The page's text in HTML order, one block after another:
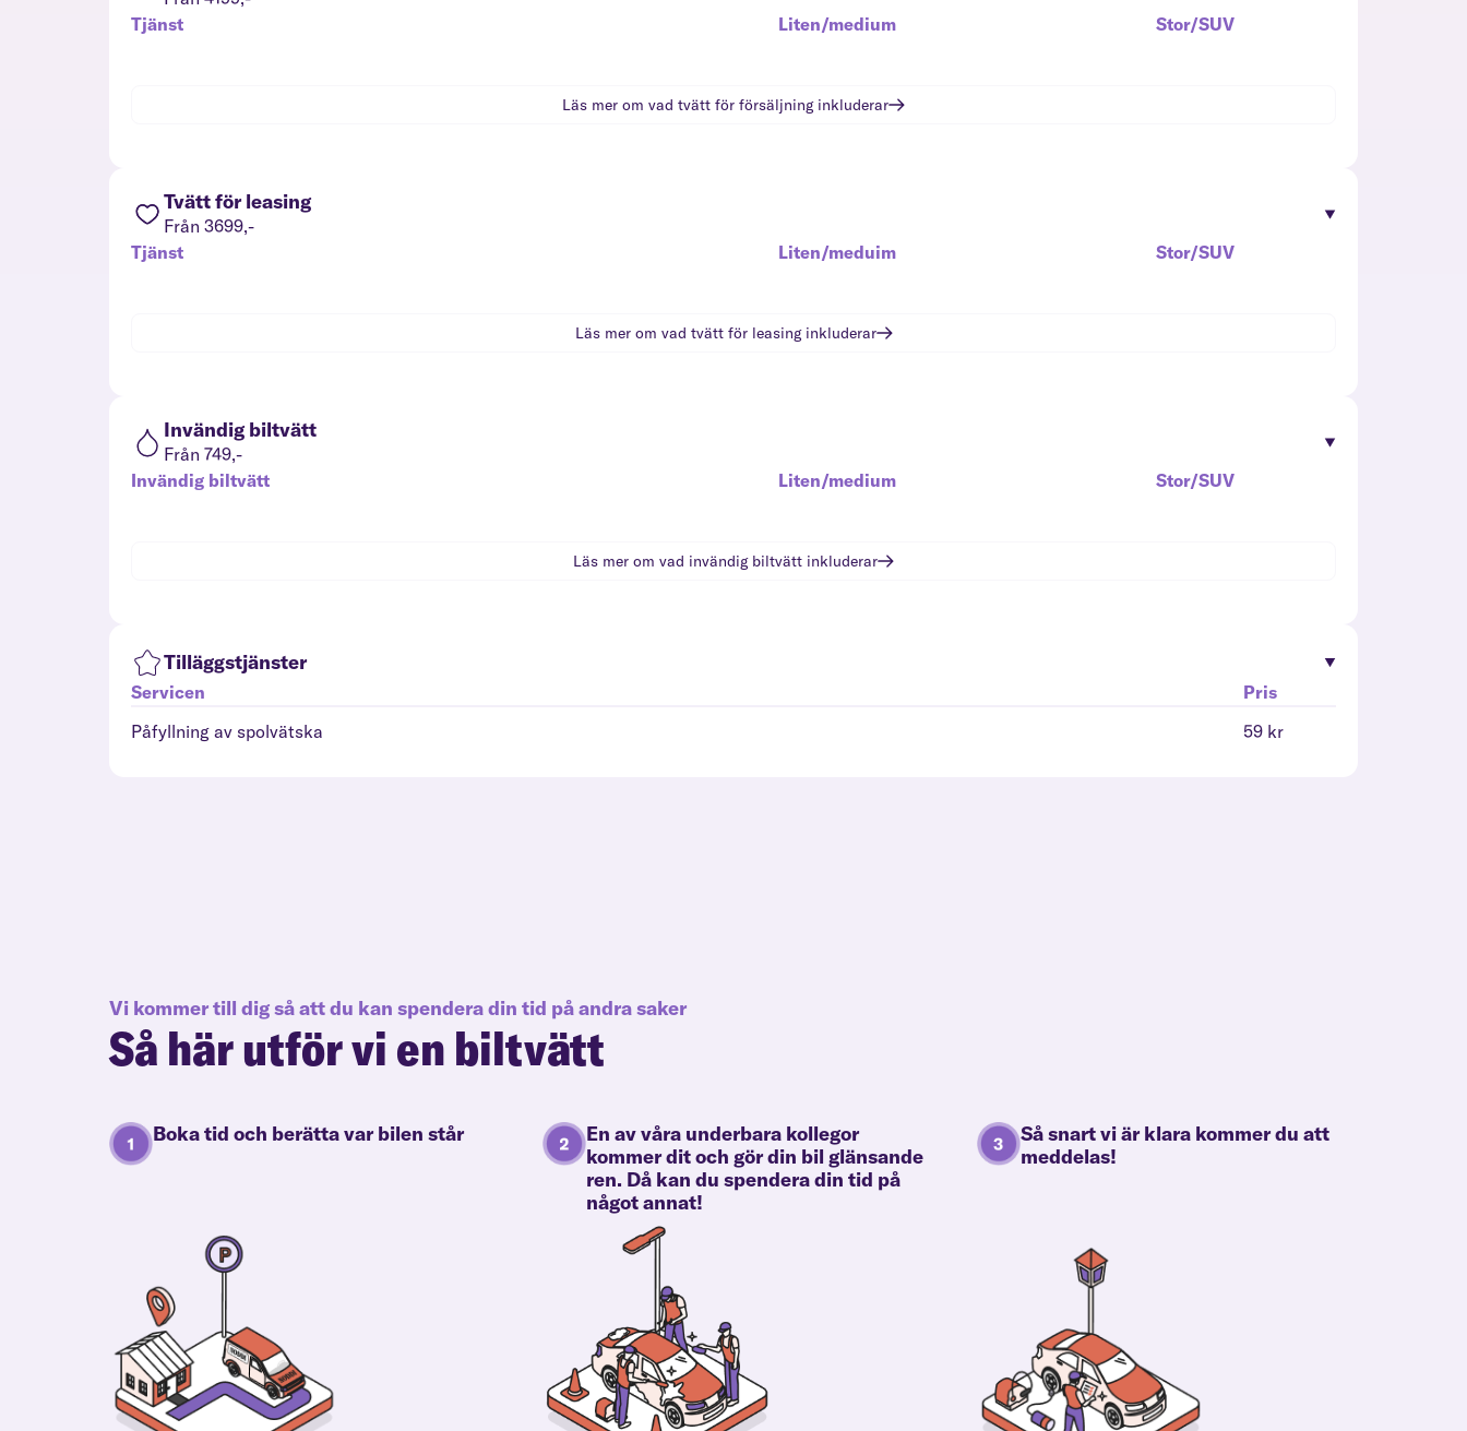
Tjänst
Liten/medium Stor/SUV
Läs mer om vad tvätt för försäljninginkluderar
Tvätt för leasing
Från 3699,-
Tjänst
Liten/meduim Stor/SUV
Läs mer om vad tvätt för leasinginkluderar
Invändig biltvätt
Från 749,-
Invändig biltvätt
Liten/medium Stor/SUV
Läs mer om vad invändig biltvätt inkluderar
Tilläggstjänster
Servicen
Pris
Påfyllning av spolvätska
59 kr
Vi kommer till dig så att du kan spendera din tid på andra saker
Så här utför vi en biltvätt
Boka tid och berätta var bilen står
En av våra underbara kollegor
kommer dit och gör din bil glänsande
ren. Då kan du spendera din tid på
något annat!
Så snart vi är klara kommer du att
meddelas!